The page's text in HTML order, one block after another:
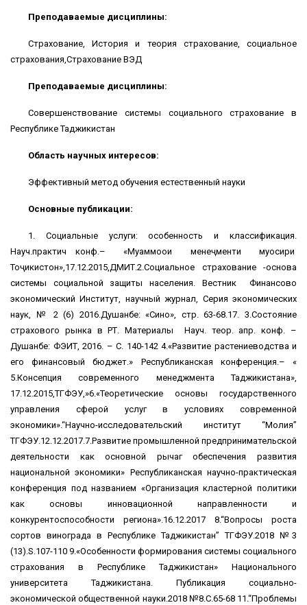
Преподаваемые дисциплины:
Страхование, История и теория страхование, социальное
страхования,Страхование ВЭД
Преподаваемые дисциплины:
Совершенствование системы социального страхование в
Республике Таджикистан
Область научных интересов:
Эффективный метод обучения естественный науки
Основные публикации:
1. Социальные услуги: особенность и классификация.
Науч.практич конф.– «Муаммоҳои менеҷменти муосири
Тоҷикистон»,17.12.2015,ДМИТ.2.Социальное страхование -основа
системы социальной защиты населения. Вестник Финансово
экономический Институт, научный журнал, Серия экономических
наук, № 2 (6) 2016.Душанбе: «Сино», стр. 63-68.17. 3.Состояние
страхового рынка в РТ. Материалы Науч. теор. апр. конф. –
Душанбе: ФЭИТ, 2016. – С. 140-142 4.«Развитие растениеводства и
его финансовый бюджет.» Республиканская конференция.– «
5.Консепция современного менеджмента Таджикистана»,
17.12.2015,ТГФЭУ,»6.«Теоретические основы государственного
управления сферой услуг в условиях современной
экономики».“Научно-исследовательский институт “Молия”
ТГФЭУ.12.12.2017.7.Развитие промышленной предпринимательской
деятельности как основной рычаг обеспечения развития
национальной экономики» Республиканская научно-практическая
конференция под названием «Организация кластерной политики
как основы инновационной направленности и
конкурентоспособности региона».16.12.2017 8.“Вопросы роста
сортов винограда в Республике Таджикистан” ТГФЭУ.2018 №3
(13).S.107-110 9.«Особенности формирования системы социального
страхования в Республике Таджикистан» Национального
университета Таджикистана. Публикация социально-
экономической общественной науки.2018 №8.C.65-68 11.“Проблемы